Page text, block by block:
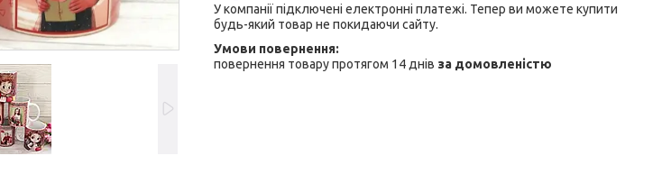
У компанії підключені електронні платежі. Тепер ви можете купити
будь-який товар не покидаючи сайту.
повернення товару протягом 14 днів за домовленістю